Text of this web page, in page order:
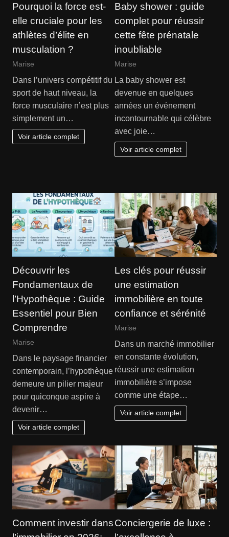
Pourquoi la force est-
elle cruciale pour les
athlètes d’élite en
musculation ?
Marise
Dans l’univers compétitif du
sport de haut niveau, la
force musculaire n’est plus
simplement un…
Voir article complet
Baby shower : guide
complet pour réussir
cette fête prénatale
inoubliable
Marise
La baby shower est
devenue en quelques
années un événement
incontournable qui célèbre
avec joie…
Voir article complet
Découvrir les
Fondamentaux de
l’Hypothèque : Guide
Essentiel pour Bien
Comprendre
Marise
Dans le paysage financier
contemporain, l’hypothèque
demeure un pilier majeur
pour quiconque aspire à
devenir…
Voir article complet
Les clés pour réussir
une estimation
immobilière en toute
confiance et sérénité
Marise
Dans un marché immobilier
en constante évolution,
réussir une estimation
immobilière s’impose
comme une étape…
Voir article complet
Comment investir dansConciergerie de luxe :